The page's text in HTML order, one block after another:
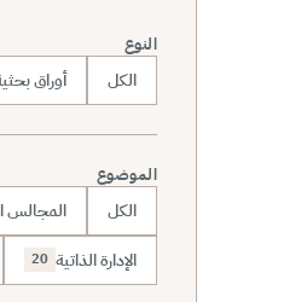
النوع
الكل أوراق
الموضوع
الكل المجالس
الإدارة الذاتية 20